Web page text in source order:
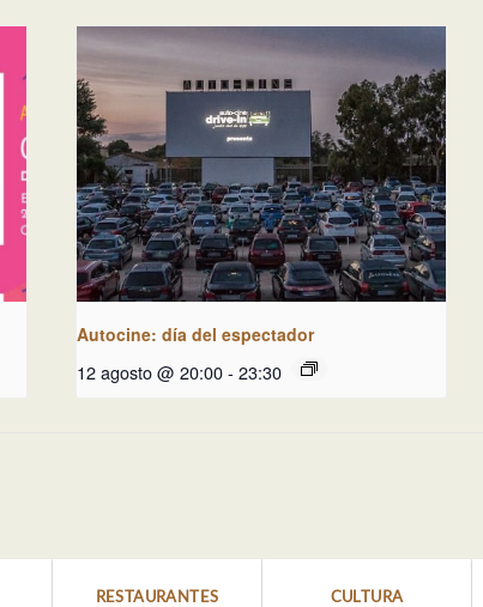
Autocine: día del espectador
12 agosto @ 20:00 - 23:30
RESTAURANTES CULTURA